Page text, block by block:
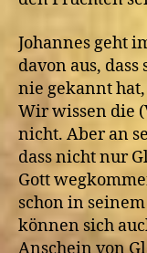
Johannes geht
davon aus, dass
nie gekannt
Wir wissen die
nicht. Aber an
dass nicht nur
Gott
schon in
können sich
Anschein von